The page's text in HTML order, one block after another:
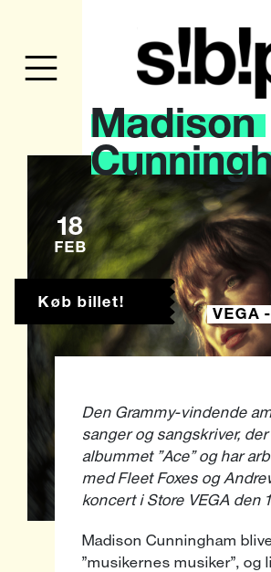
Køb billet!
18
FEB
Madison
VEGA
Den Grammy-vindende
sanger og sangskriver,
albummet ”Ace” og har
med Fleet Foxes og
koncert i Store VEGA den
Madison Cunningham
”musikernes musiker”, og